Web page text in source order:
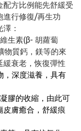
配方比例能先舒緩受
進行修復/再生功
：
生素(β- 胡蘿蔔
物質鈣，鎂等的來
緩衰老，恢復彈性
，深度滋養，具有
膠的收縮，由此可
皮膚癒合，舒緩痕